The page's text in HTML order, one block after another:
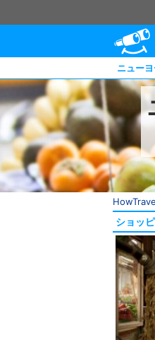
ニュー
ショッ